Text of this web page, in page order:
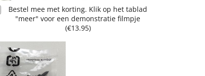
Bestel mee met korting. Klik op het tablad
"meer" voor een demonstratie filmpje
(€13.95)